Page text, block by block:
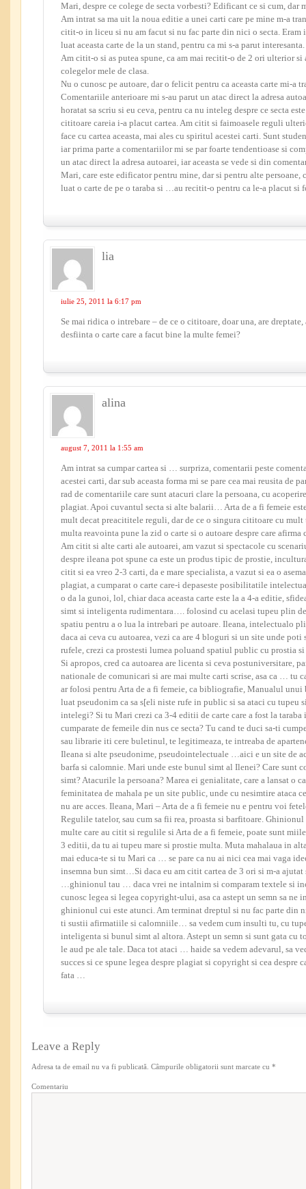
Mari, despre ce colege de secta vorbesti? Edificant ce si cum, dar
Am intrat sa ma uit la noua editie a unei carti care pe mine m-a
citit-o in liceu si nu am facut si nu fac parte din nici o secta. Eram
luat aceasta carte de la un stand, pentru ca mi s-a parut interesanta.
Am citit-o si as putea spune, ca am mai recitit-o de 2 ori ulterior si
colegelor mele de clasa.
Nu o cunosc pe autoare, dar o felicit pentru ca aceasta carte mi-a
Comentariile anterioare mi s-au parut un atac direct la adresa
horatat sa scriu si eu ceva, pentru ca nu inteleg despre ce secta
cititoare careia i-a placut cartea. Am citit si faimoasele reguli
face cu cartea aceasta, mai ales cu spiritul acestei carti. Sunt
iar prima parte a comentariilor mi se par foarte tendentioase si
un atac direct la adresa autoarei, iar aceasta se vede si din
Mari, care este edificator pentru mine, dar si pentru alte persoane,
luat o carte de pe o taraba si …au recitit-o pentru ca le-a placut si
lia
iulie 25, 2011 la 6:17 pm
Se mai ridica o intrebare – de ce o cititoare, doar una, are
desfiinta o carte care a facut bine la multe femei?
alina
august 7, 2011 la 1:55 am
Am intrat sa cumpar cartea si … surpriza, comentarii peste
acestei carti, dar sub aceasta forma mi se pare cea mai reusita de
rad de comentariile care sunt atacuri clare la persoana, cu
plagiat. Apoi cuvantul secta si alte balarii… Arta de a fi femeie
mult decat preacititele reguli, dar de ce o singura cititoare cu
multa reavointa pune la zid o carte si o autoare despre care afirma
Am citit si alte carti ale autoarei, am vazut si spectacole cu
despre ileana pot spune ca este un produs tipic de prostie,
citit si ea vreo 2-3 carti, da e mare specialista, a vazut si ea o
plagiat, a cumparat o carte care-i depaseste posibilitatile
o da la gunoi, lol, chiar daca aceasta carte este la a 4-a editie,
simt si inteligenta rudimentara…. folosind cu acelasi tupeu plin
spatiu pentru a o lua la intrebari pe autoare. Ileana, intelectualo
daca ai ceva cu autoarea, vezi ca are 4 bloguri si un site unde poti
rufele, crezi ca prostesti lumea poluand spatiul public cu prostia si
Si apropos, cred ca autoarea are licenta si ceva postuniversitare,
nationale de comunicari si are mai multe carti scrise, asa ca … tu
ar folosi pentru Arta de a fi femeie, ca bibliografie, Manualul unui
luat pseudonim ca sa s[eli niste rufe in public si sa ataci cu tupeu
intelegi? Si tu Mari crezi ca 3-4 editii de carte care a fost la taraba
cumparate de femeile din nus ce secta? Tu cand te duci sa-ti
sau librarie iti cere buletinul, te legitimeaza, te intreaba de
Ileana si alte pseudonime, pseudointelectuale …aici e un site de
barfa si calomnie. Mari unde este bunul simt al Ilenei? Care sunt
simt? Atacurile la persoana? Marea ei genialitate, care a lansat o
feminitatea de mahala pe un site public, unde cu nesimtire ataca
nu are acces. Ileana, Mari – Arta de a fi femeie nu e pentru voi
Regulile tatelor, sau cum sa fii rea, proasta si barfitoare.
multe care au citit si regulile si Arta de a fi femeie, poate sunt
3 editii, da tu ai tupeu mare si prostie multa. Muta mahalaua in
mai educa-te si tu Mari ca … se pare ca nu ai nici cea mai vaga
insemna bun simt…Si daca eu am citit cartea de 3 ori si m-a
…ghinionul tau … daca vrei ne intalnim si comparam textele si
cunosc legea si legea copyright-ului, asa ca astept un semn sa ne
ghinionul cui este atunci. Am terminat dreptul si nu fac parte din
ti sustii afirmatiile si calomniile… sa vedem cum insulti tu, cu
inteligenta si bunul simt al altora. Astept un semn si sunt gata cu
le aud pe ale tale. Daca tot ataci … haide sa vedem adevarul, sa
succes si ce spune legea despre plagiat si copyright si cea
fata …
Leave a Reply
Adresa ta de email nu va fi publicată. Câmpurile obligatorii sunt marcate cu *
Comentariu